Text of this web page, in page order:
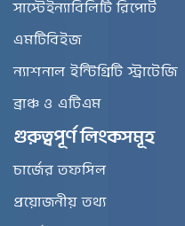
সাস্টেইন্যাবিলিটি রিপোর্ট
এমটিবিইজ
ন্যাশনাল ইন্টিগ্রিটি স্ট্রাটেজি
ব্রাঞ্চ ও এটিএম
গুরুত্বপূর্ণ লিংকসমূহ
চার্জের তফসিল
প্রয়োজনীয় তথ্য